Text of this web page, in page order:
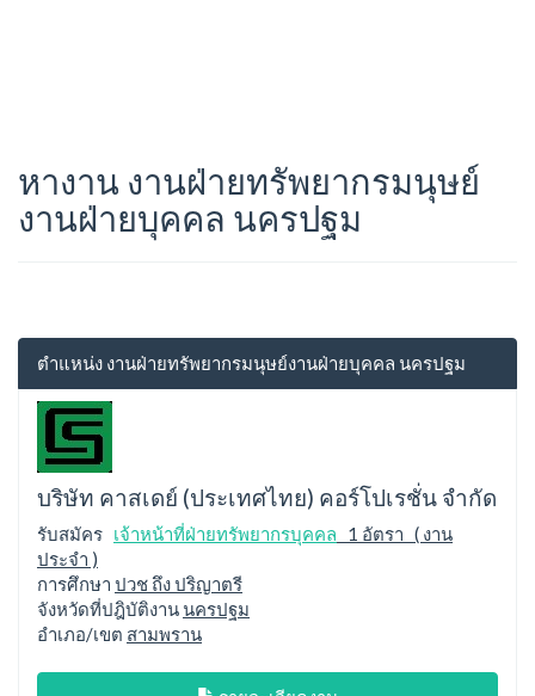
หางาน งานฝ่ายทรัพยากรมนุษย์
งานฝ่ายบุคคล นครปฐม
ตำแหน่ง งานฝ่ายทรัพยากรมนุษย์งานฝ่ายบุคคล นครปฐม
บริษัท คาสเดย์ (ประเทศไทย) คอร์โปเรชั่น จำกัด
รับสมัคร เจ้าหน้าที่ฝ่ายทรัพยากรบุคคล 1 อัตรา ( งาน
ประจำ )
การศึกษา ปวช ถึง ปริญาตรี
จังหวัดที่ปฎิบัติงานนครปฐม
อำเภอ/เขต สามพราน